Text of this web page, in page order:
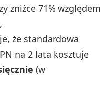
zniżce 71% względem
że standardowa
na 2 lata kosztuje
(w